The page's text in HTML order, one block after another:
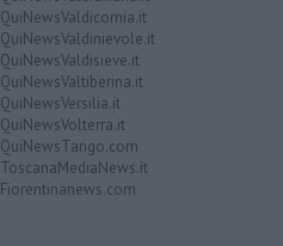
QuiNewsValdicornia.it
QuiNewsValdinievole.it
QuiNewsValdisieve.it
QuiNewsValtiberina.it
QuiNewsVersilia.it
QuiNewsVolterra.it
QuiNewsTango.com
ToscanaMediaNews.it
Fiorentinanews.com